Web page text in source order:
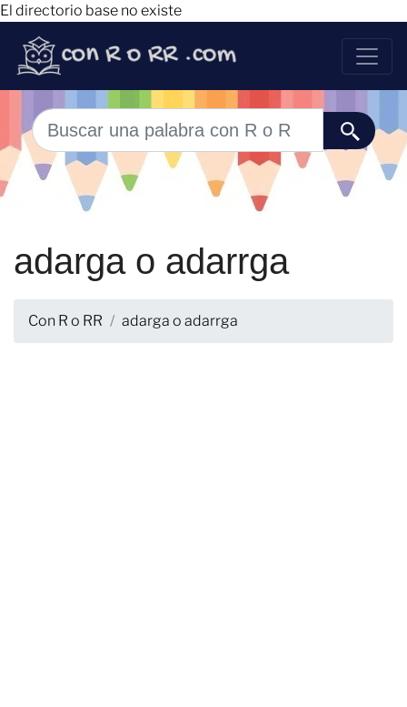
El directorio base no existe
adarga o adarrga
Con R o RR adarga o adarrga